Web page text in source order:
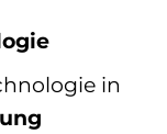
in